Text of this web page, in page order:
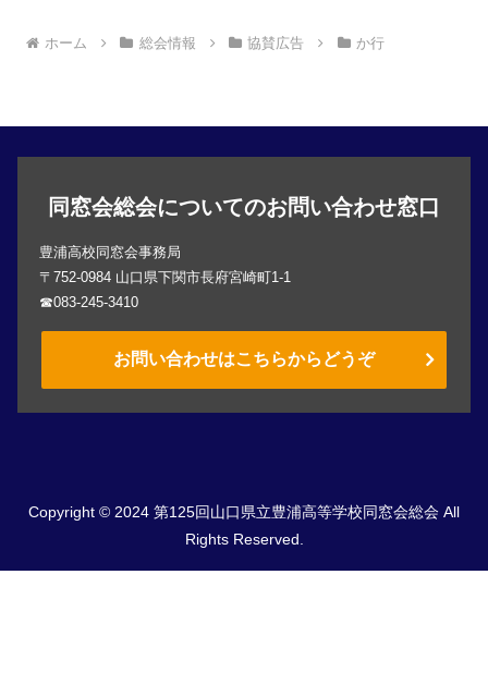
ホーム 総会情報 協賛広告 か行
同窓会総会についてのお問い合わせ窓口
豊浦高校同窓会事務局
〒752-0984 山口県下関市長府宮崎町1-1
☎083-245-3410
お問い合わせはこちらからどうぞ
Copyright © 2024 第125回山口県立豊浦高等学校同窓会総会 All
Rights Reserved.